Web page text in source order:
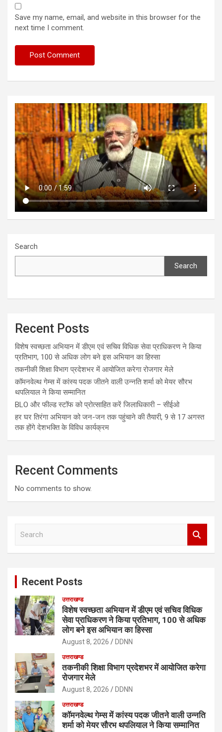
Save my name, email, and website in this browser for the
next time I comment.
Search
Search
Recent Posts
विशेष स्वच्छता अभियान में डीएम एवं सचिव विधिक सेवा प्राधिकरण ने किया
प्रतिभाग, 100 से अधिक लोग बने इस अभियान का हिस्सा
तकनीकी शिक्षा विभाग प्रदेशभर में आयोजित करेगा रोजगार मेले
कॉमनवेल्थ गेम्स में कांस्य पदक जीतने वाली उन्नति शर्मा को मेयर सौरभ
थपलियाल ने किया सम्मानित
BLO और फील्ड स्टॉफ को प्रोत्साहित करें जिलाधिकारी – सीईओ
हर घर तिरंगा अभियान को जन-जन तक पहुंचाने की तैयारी, 9 से 17 अगस्त
तक होंगे देशभक्ति के विविध कार्यक्रम
Recent Comments
No comments to show.
Recent Posts
उत्तराखण्ड
विशेष स्वच्छता अभियान में डीएम एवं सचिव विधिक
सेवा प्राधिकरण ने किया प्रतिभाग, 100 से अधिक
लोग बने इस अभियान का हिस्सा
August 8, 2026 DDNN
उत्तराखण्ड
तकनीकी शिक्षा विभाग प्रदेशभर में आयोजित करेगा
रोजगार मेले
August 8, 2026 DDNN
उत्तराखण्ड
कॉमनवेल्थ गेम्स में कांस्य पदक जीतने वाली उन्नति
शर्मा को मेयर सौरभ थपलियाल ने किया सम्मानित